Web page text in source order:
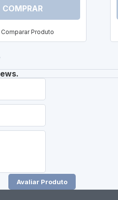
COMPRAR
Comparar Produto
Avaliar Produto